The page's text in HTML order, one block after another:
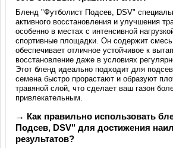
Бленд "Футболист Подсев, DSV"
активного восстановления и улучшения
особенно в местах с интенсивной
спортивные площадки. Он содержит смесь
обеспечивает отличное устойчивое к
восстановление даже в условиях
Этот бленд идеально подходит для
семена быстро прорастают и образуют
травяной слой, что сделает ваш газон
привлекательным.
→ Как правильно использовать
Подсев, DSV" для достижения
результатов?